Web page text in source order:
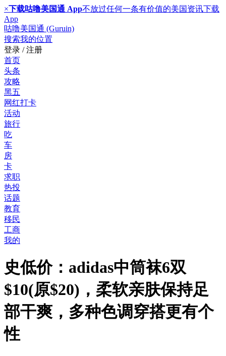
×下载咕噜美国通 App不放过任何一条有价值的美国资讯下载
App
咕噜美国通 (Guruin)
搜索我的位置
登录 / 注册
首页
头条
攻略
黑五
网红打卡
活动
旅行
吃
车
房
卡
求职
热投
话题
教育
移民
工商
我的
史低价：adidas中筒袜6双
$10(原$20)，柔软亲肤保持足
部干爽，多种色调穿搭更有个
性